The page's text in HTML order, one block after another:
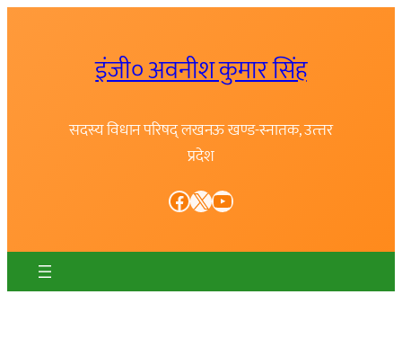
इंजी० अवनीश कुमार सिंह
सदस्य विधान परिषद् लखनऊ खण्ड-स्नातक, उत्त्तर
प्रदेश
Facebook X YouTube